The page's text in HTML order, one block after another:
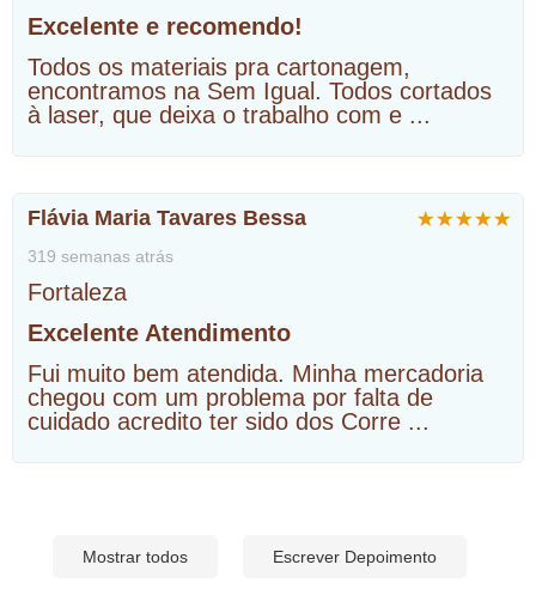
Excelente e recomendo!
Todos os materiais pra cartonagem,
encontramos na Sem Igual. Todos cortados
à laser, que deixa o trabalho com e ...
Flávia Maria Tavares Bessa
319 semanas atrás
Fortaleza
Excelente Atendimento
Fui muito bem atendida. Minha mercadoria
chegou com um problema por falta de
cuidado acredito ter sido dos Corre ...
Mostrar todos Escrever Depoimento